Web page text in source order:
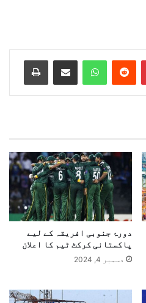
دورۂ جنوبی افریقہ کے لیے
پاکستانی کرکٹ ٹیم کا اعلان
دسمبر 4, 2024